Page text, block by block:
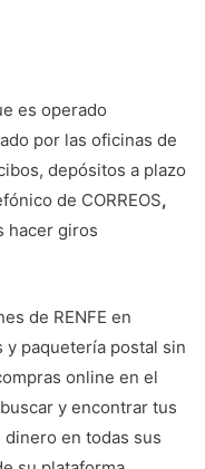
es operado
por las oficinas de
depósitos a plazo
de CORREOS,
hacer giros
de RENFE en
paquetería postal sin
online en el
y encontrar tus
en todas sus